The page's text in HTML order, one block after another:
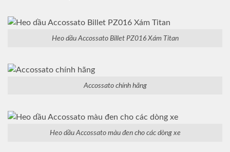
Heo dầu Accossato Billet PZ016 Xám Titan
Accossato chính hãng
Heo dầu Accossato màu đen cho các dòng xe